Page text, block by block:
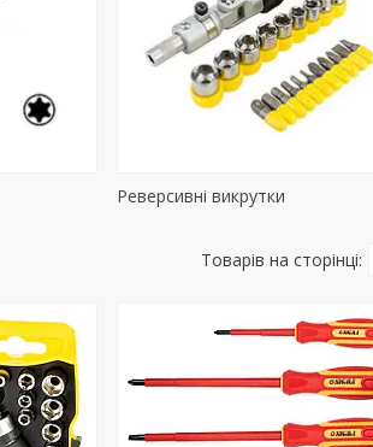
Реверсивні викрутки